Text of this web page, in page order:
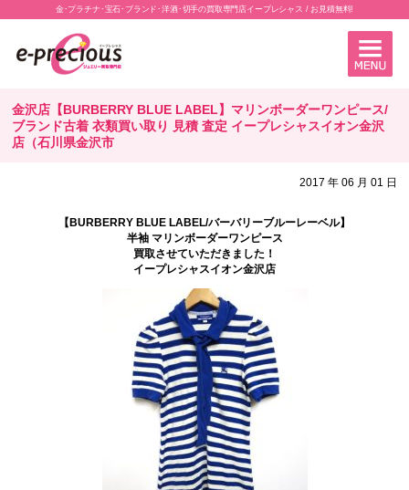
金･プラチナ･宝石･ブランド･洋酒･切手の買取専門店イープレシャス / お見積無料!
金沢店【BURBERRY BLUE LABEL】マリンボーダーワンピース/
ブランド古着 衣類買い取り 見積 査定 イープレシャスイオン金沢
店（石川県金沢市
2017 年 06 月 01 日
【BURBERRY BLUE LABEL/バーバリーブルーレーベル】
半袖 マリンボーダーワンピース
買取させていただきました！
イープレシャスイオン金沢店